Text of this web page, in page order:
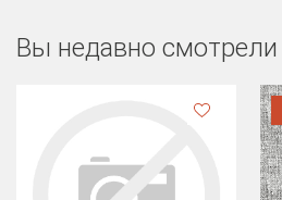
Вы недавно смотрели